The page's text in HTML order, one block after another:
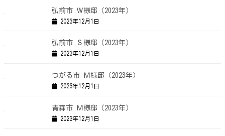
弘前市 Ｗ様邸（2023年）
2023年12月1日
弘前市 Ｓ様邸（2023年）
2023年12月1日
つがる市 Ｍ様邸（2023年）
2023年12月1日
青森市 Ｍ様邸（2023年）
2023年12月1日